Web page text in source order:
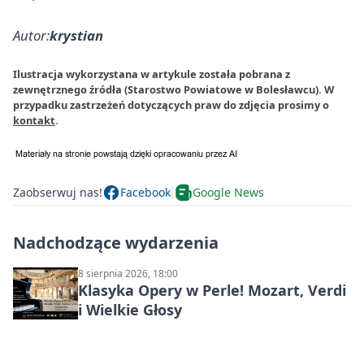
Autor:krystian
Ilustracja wykorzystana w artykule została pobrana z
zewnętrznego źródła (Starostwo Powiatowe w Bolesławcu). W
przypadku zastrzeżeń dotyczących praw do zdjęcia prosimy o
kontakt.
Zaobserwuj nas! Facebook Google News
Nadchodzące wydarzenia
8 sierpnia 2026, 18:00
Klasyka Opery w Perle! Mozart, Verdi
i Wielkie Głosy